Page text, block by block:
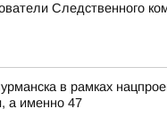
Следственного
в рамках
а именно 47